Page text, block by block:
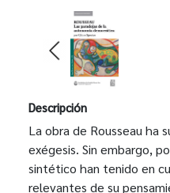
Descripción
La obra de Rousseau ha
exégesis. Sin embargo,
sintético han tenido en
relevantes de su